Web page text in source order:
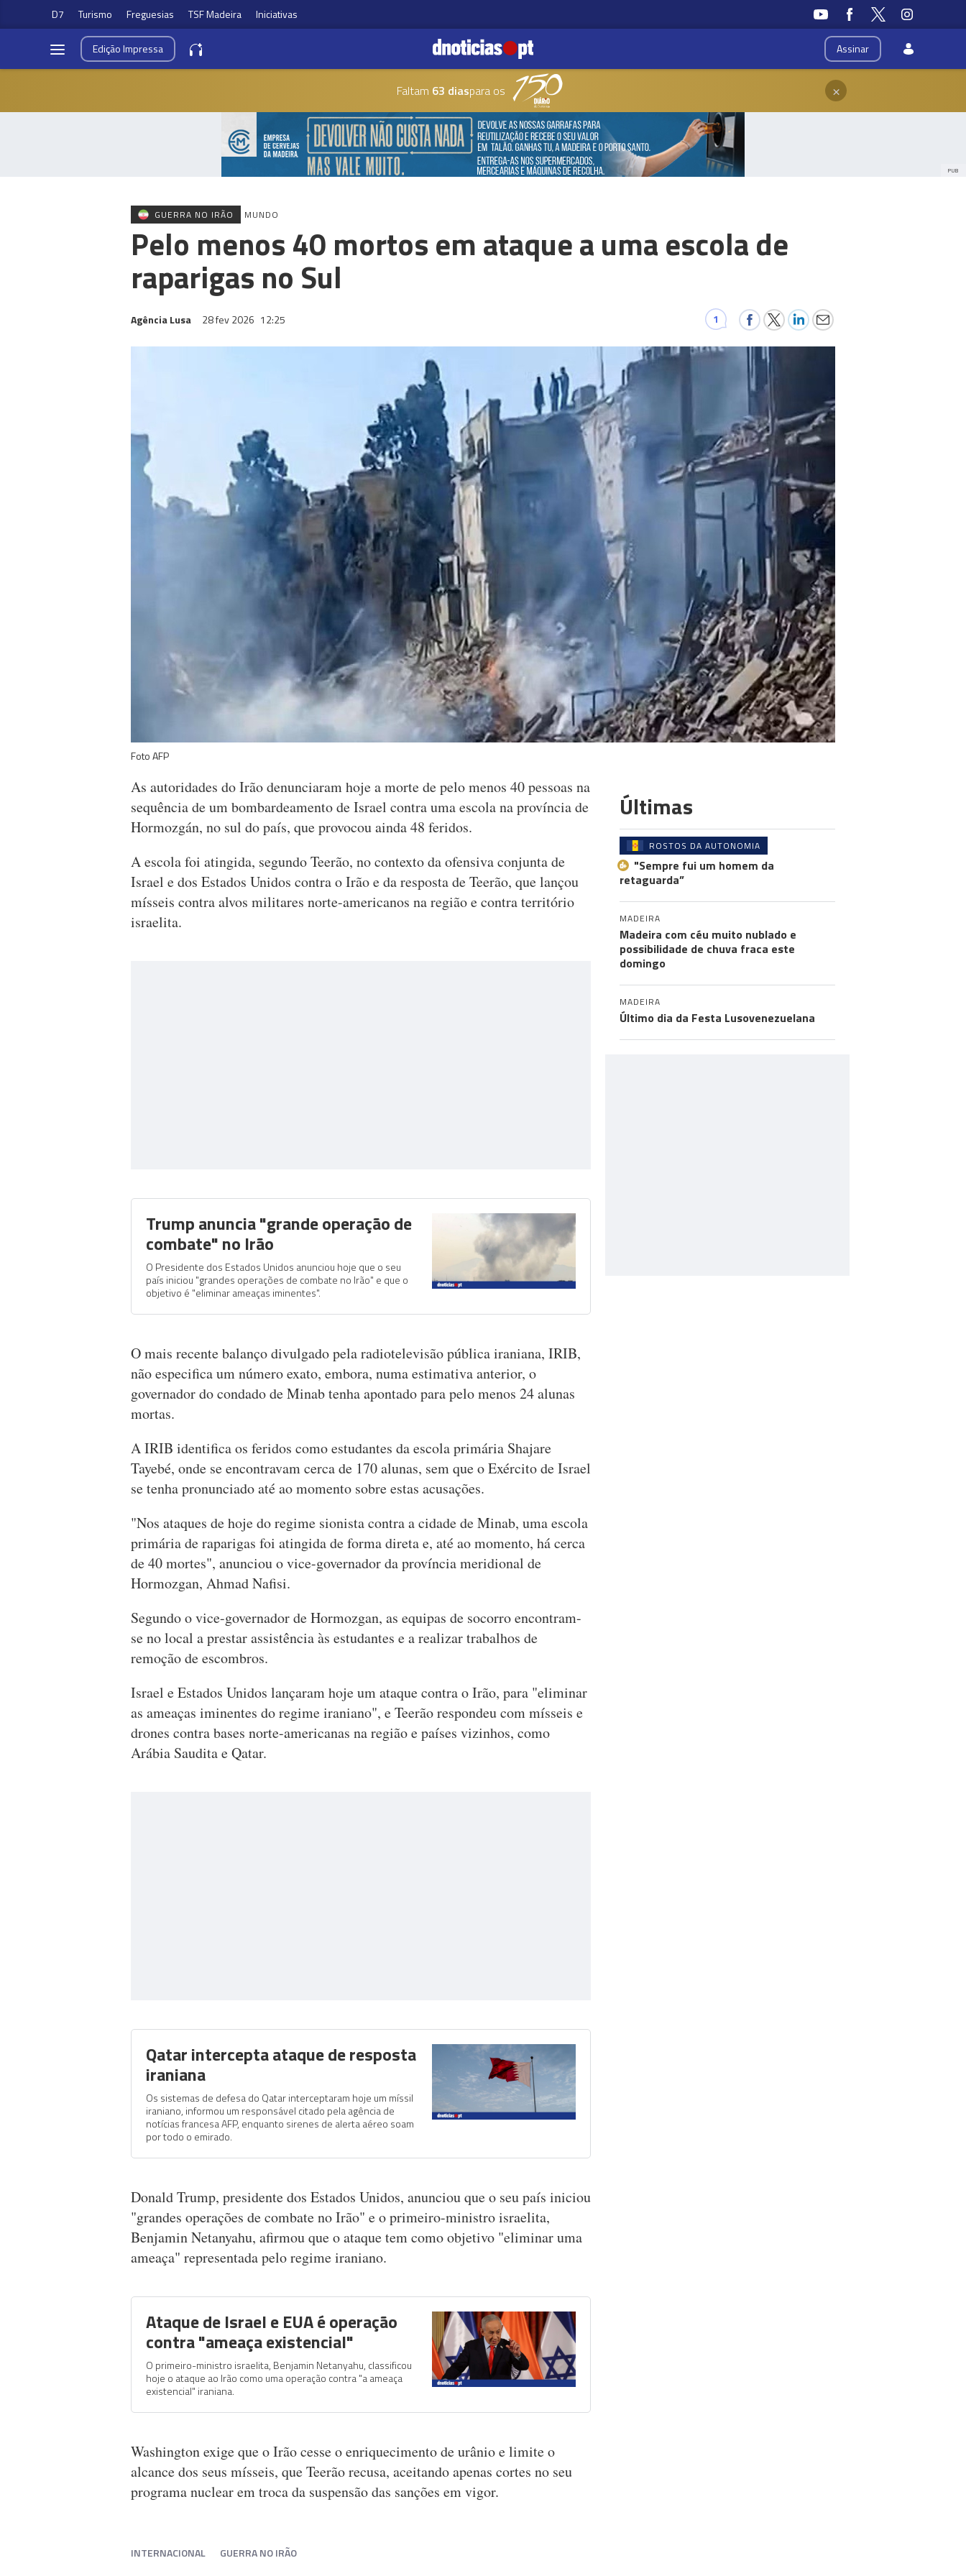
D7 Turismo Freguesias TSF Madeira Iniciativas
Assinar
EdiçãoImpressa
Faltam 63 diaspara os ×
PUB
GUERRA NO IRÃO MUNDO
Pelo menos 40 mortos em ataque a uma escola de
raparigas no Sul
Agência Lusa 28 fev 2026 12:25 1
Foto AFP
As autoridades do Irão denunciaram hoje a morte de pelo menos 40 pessoas na
sequência de um bombardeamento de Israel contra uma escola na província de
Hormozgán, no sul do país, que provocou ainda 48 feridos.
A escola foi atingida, segundo Teerão, no contexto da ofensiva conjunta de
Israel e dos Estados Unidos contra o Irão e da resposta de Teerão, que lançou
mísseis contra alvos militares norte-americanos na região e contra território
israelita.
Trump anuncia "grande operação de
combate" no Irão
O Presidente dos Estados Unidos anunciou hoje que o seu
país iniciou "grandes operações de combate no Irão" e que o
objetivo é "eliminar ameaças iminentes".
O mais recente balanço divulgado pela radiotelevisão pública iraniana, IRIB,
não especifica um número exato, embora, numa estimativa anterior, o
governador do condado de Minab tenha apontado para pelo menos 24 alunas
mortas.
A IRIB identifica os feridos como estudantes da escola primária Shajare
Tayebé, onde se encontravam cerca de 170 alunas, sem que o Exército de Israel
se tenha pronunciado até ao momento sobre estas acusações.
"Nos ataques de hoje do regime sionista contra a cidade de Minab, uma escola
primária de raparigas foi atingida de forma direta e, até ao momento, há cerca
de 40 mortes", anunciou o vice-governador da província meridional de
Hormozgan, Ahmad Nafisi.
Segundo o vice-governador de Hormozgan, as equipas de socorro encontram-
se no local a prestar assistência às estudantes e a realizar trabalhos de
remoção de escombros.
Israel e Estados Unidos lançaram hoje um ataque contra o Irão, para "eliminar
as ameaças iminentes do regime iraniano", e Teerão respondeu com mísseis e
drones contra bases norte-americanas na região e países vizinhos, como
Arábia Saudita e Qatar.
Qatar intercepta ataque de resposta
iraniana
Os sistemas de defesa do Qatar interceptaram hoje um míssil
iraniano, informou um responsável citado pela agência de
notícias francesa AFP, enquanto sirenes de alerta aéreo soam
por todo o emirado.
Donald Trump, presidente dos Estados Unidos, anunciou que o seu país iniciou
"grandes operações de combate no Irão" e o primeiro-ministro israelita,
Benjamin Netanyahu, afirmou que o ataque tem como objetivo "eliminar uma
ameaça" representada pelo regime iraniano.
Ataque de Israel e EUA é operação
contra "ameaça existencial"
O primeiro-ministro israelita, Benjamin Netanyahu, classificou
hoje o ataque ao Irão como uma operação contra "a ameaça
existencial" iraniana.
Washington exige que o Irão cesse o enriquecimento de urânio e limite o
alcance dos seus mísseis, que Teerão recusa, aceitando apenas cortes no seu
programa nuclear em troca da suspensão das sanções em vigor.
INTERNACIONAL GUERRA NO IRÃO
Últimas
ROSTOS DA AUTONOMIA
"Sempre fui um homem da
retaguarda”
MADEIRA
Madeira com céu muito nublado e
possibilidade de chuva fraca este
domingo
MADEIRA
Último dia da Festa Lusovenezuelana